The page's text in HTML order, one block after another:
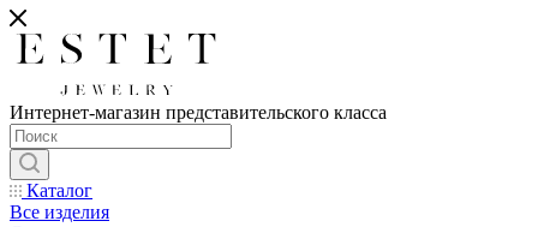
Интернет-магазин представительского класса
Каталог
Все изделия